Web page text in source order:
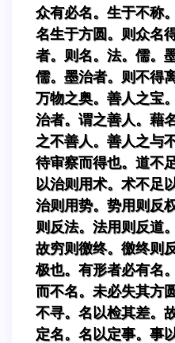
众有必名。生于不称
名生于方圆。则众名
者。则名。法。儒。
儒。墨治者。则不得
万物之奥。善人之宝
治者。谓之善人。藉
之不善人。善人之与
待审察而得也。道不
以治则用术。术不足
治则用势。势用则反
则反法。法用则反道
故穷则徼终。徼终则
极也。有形者必有名
而不名。未必失其方
不寻。名以检其差。
定名。名以定事。事